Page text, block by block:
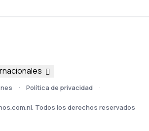
Política de privacidad
Todos los derechos reservados